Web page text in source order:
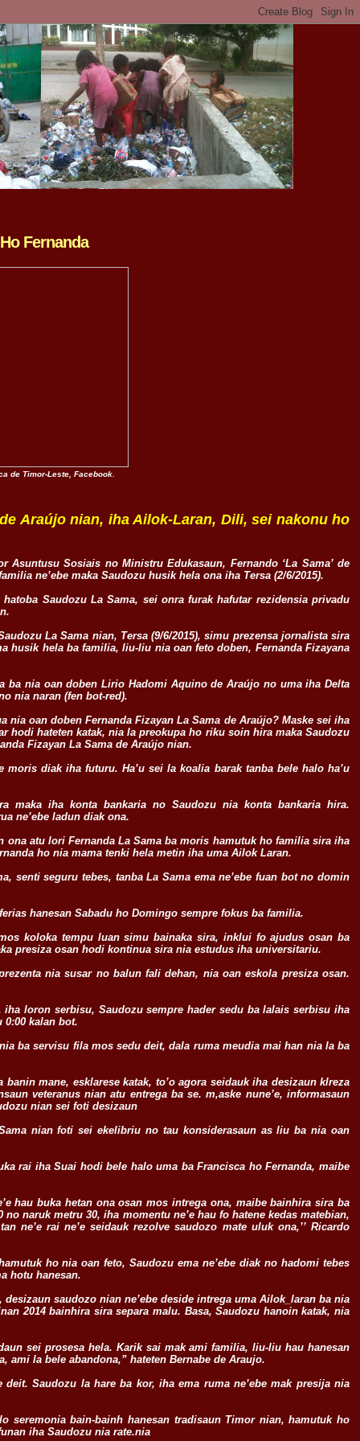
Fernanda
de Timor-Leste, Facebook.
Araújo nian, iha Ailok-Laran, Dili, sei nakonu ho
Sosiais no Ministru Edukasaun, Fernando ‘La Sama’ de
ne’ebe maka Saudozu husik hela ona iha Tersa (2/6/2015).
Saudozu La Sama, sei onra furak hafutar rezidensia privadu
La Sama nian, Tersa (9/6/2015), simu prezensa jornalista sira
husik hela ba familia, liu-liu nia oan feto doben, Fernanda Fizayana
ba nia oan doben Lirio Hadomi Aquino de Araújo no uma iha Delta
nia naran (fen bot-red).
oan doben Fernanda Fizayan La Sama de Araújo? Maske sei iha
hodi hateten katak, nia la preokupa ho riku soin hira maka Saudozu
Fizayan La Sama de Araújo nian.
moris diak iha futuru. Ha’u sei la koalia barak tanba bele halo ha’u
maka iha konta bankaria no Saudozu nia konta bankaria hira.
ne’ebe ladun diak ona.
atu lori Fernanda La Sama ba moris hamutuk ho familia sira iha
ho nia mama tenki hela metin iha uma Ailok Laran.
senti seguru tebes, tanba La Sama ema ne’ebe fuan bot no domin
hanesan Sabadu ho Domingo sempre fokus ba familia.
koloka tempu luan simu bainaka sira, inklui fo ajudus osan ba
presiza osan hodi kontinua sira nia estudus iha universitariu.
nia susar no balun fali dehan, nia oan eskola presiza osan.
loron serbisu, Saudozu sempre hader sedu ba lalais serbisu iha
kalan bot.
ba servisu fila mos sedu deit, dala ruma meudia mai han nia la ba
mane, esklarese katak, to’o agora seidauk iha desizaun klreza
veteranus nian atu entrega ba se. m,aske nune’e, informasaun
nian sei foti desizaun
nian foti sei ekelibriu no tau konsiderasaun as liu ba nia oan
rai iha Suai hodi bele halo uma ba Francisca ho Fernanda, maibe
hau buka hetan ona osan mos intrega ona, maibe bainhira sira ba
naruk metru 30, iha momentu ne’e hau fo hatene kedas matebian,
ne’e rai ne’e seidauk rezolve saudozo mate uluk ona,’’ Ricardo
ho nia oan feto, Saudozu ema ne’ebe diak no hadomi tebes
hotu hanesan.
saudozo nian ne’ebe deside intrega uma Ailok_laran ba nia
2014 bainhira sira separa malu. Basa, Saudozu hanoin katak, nia
sei prosesa hela. Karik sai mak ami familia, liu-liu hau hanesan
ami la bele abandona,” hateten Bernabe de Araujo.
Saudozu la hare ba kor, iha ema ruma ne’ebe mak presija nia
seremonia bain-bainh hanesan tradisaun Timor nian, hamutuk ho
iha Saudozu nia rate.nia